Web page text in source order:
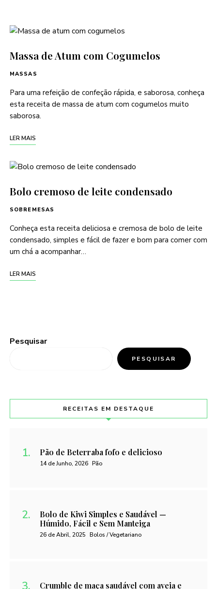
Massa de Atum com Cogumelos
MASSAS
Para uma refeição de confeção rápida, e saborosa, conheça
esta receita de massa de atum com cogumelos muito
saborosa.
LER MAIS
Bolo cremoso de leite condensado
SOBREMESAS
Conheça esta receita deliciosa e cremosa de bolo de leite
condensado, simples e fácil de fazer e bom para comer com
um chá a acompanhar…
LER MAIS
Pesquisar
PESQUISAR
RECEITAS EM DESTAQUE
Pão de Beterraba fofo e delicioso
14 de Junho, 2026 Pão
Bolo de Kiwi Simples e Saudável —
Húmido, Fácil e Sem Manteiga
26 de Abril, 2025 Bolos / Vegetariano
Crumble de maça saudável com aveia e